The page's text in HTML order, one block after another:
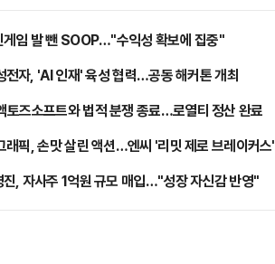
게임 발 뺀 SOOP…"수익성 확보에 집중"
전자, 'AI 인재' 육성 협력…공동 해커톤 개최
토즈소프트와 법적 분쟁 종료…로열티 정산 완료
래픽, 손맛 살린 액션…엔씨 '리밋 제로 브레이커스'
진, 자사주 1억원 규모 매입…"성장 자신감 반영"